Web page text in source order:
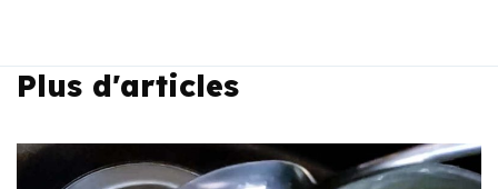
Plus d'articles